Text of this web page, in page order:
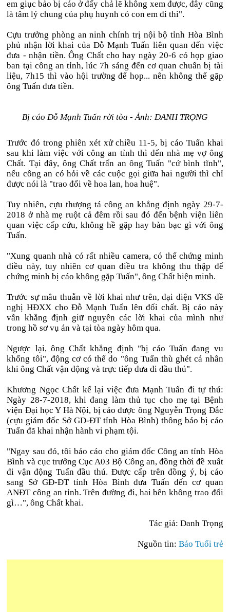
em giục bảo bị cáo ở đấy chả lẽ không xem được, đây cũng
là tâm lý chung của phụ huynh có con em đi thi".
Cựu trưởng phòng an ninh chính trị nội bộ tỉnh Hòa Bình
phủ nhận lời khai của Đỗ Mạnh Tuấn liên quan đến việc
đưa - nhận tiền. Ông Chất cho hay ngày 20-6 có họp giao
ban tại công an tỉnh, lúc 7h sáng đến cơ quan chuẩn bị tài
liệu, 7h15 thì vào hội trường để họp... nên không thể gặp
ông Tuấn đưa tiền.
Bị cáo Đỗ Mạnh Tuấn rời tòa - Ảnh: DANH TRỌNG
Trước đó trong phiên xét xử chiều 11-5, bị cáo Tuấn khai
sau khi làm việc với công an tỉnh thì đến nhà mẹ vợ ông
Chất. Tại đây, ông Chất trấn an ông Tuấn "cứ bình tĩnh",
nếu công an có hỏi về các cuộc gọi giữa hai người thì chỉ
được nói là "trao đổi về hoa lan, hoa huệ".
Tuy nhiên, cựu thượng tá công an khẳng định ngày 29-7-
2018 ở nhà mẹ ruột cả đêm rồi sau đó đến bệnh viện liên
quan việc cấp cứu, không hề gặp hay bàn bạc gì với ông
Tuấn.
"Xung quanh nhà có rất nhiều camera, có thể chứng minh
điều này, tuy nhiên cơ quan điều tra không thu thập để
chứng minh bị cáo không gặp Tuấn", ông Chất biện minh.
Trước sự mâu thuẫn về lời khai như trên, đại diện VKS đề
nghị HĐXX cho Đỗ Mạnh Tuấn lên đối chất. Bị cáo này
vẫn khẳng định giữ nguyên các lời khai của mình như
trong hồ sơ vụ án và tại tòa ngày hôm qua.
Ngược lại, ông Chất khẳng định "bị cáo Tuấn đang vu
khống tôi", động cơ có thể do "ông Tuấn thù ghét cá nhân
khi ông Chất vận động và trực tiếp đưa đi đầu thú".
Khương Ngọc Chất kể lại việc đưa Mạnh Tuấn đi tự thú:
Ngày 28-7-2018, khi đang làm thủ tục cho mẹ tại Bệnh
viện Đại học Y Hà Nội, bị cáo được ông Nguyễn Trọng Đắc
(cựu giám đốc Sở GD-ĐT tỉnh Hòa Bình) thông báo bị cáo
Tuấn đã khai nhận hành vi phạm tội.
"Ngay sau đó, tôi báo cáo cho giám đốc Công an tỉnh Hòa
Bình và cục trưởng Cục A03 Bộ Công an, đồng thời đề xuất
đi vận động Tuấn đầu thú. Được cấp trên đồng ý, bị cáo
sang Sở GĐ-ĐT tỉnh Hòa Bình đưa Tuấn đến cơ quan
ANĐT công an tỉnh. Trên đường đi, hai bên không trao đổi
gì…", ông Chất khai.
Tác giả: Danh Trọng
Nguồn tin: Báo Tuổi trẻ